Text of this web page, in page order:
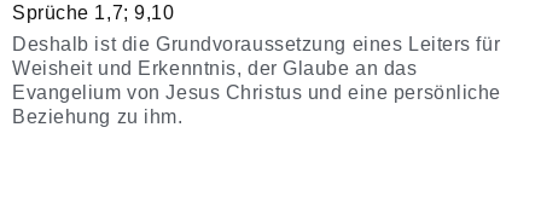
Sprüche 1,7; 9,10
Deshalb ist die Grundvoraussetzung eines Leiters für
Weisheit und Erkenntnis, der Glaube an das
Evangelium von Jesus Christus und eine persönliche
Beziehung zu ihm.